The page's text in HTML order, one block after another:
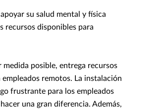
su salud mental y física
recursos disponibles para
medida posible, entrega recursos
remotos. La instalación
frustrante para los empleados
una gran diferencia. Además,